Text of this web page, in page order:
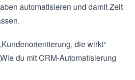
automatisieren und damit Zeit
die wirkt“
du mit CRM-Automatisierung